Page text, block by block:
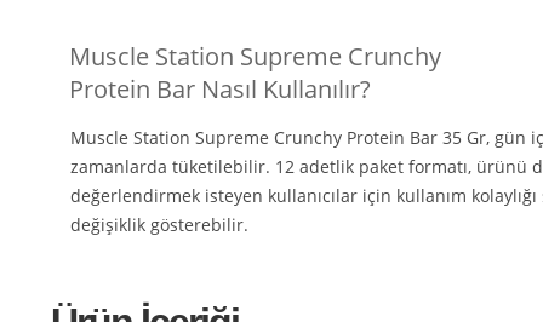
Muscle Station Supreme Crunchy
Protein Bar Nasıl Kullanılır?
Muscle Station Supreme Crunchy Protein Bar 35 Gr,
zamanlarda tüketilebilir. 12 adetlik paket formatı, ürünü
değerlendirmek isteyen kullanıcılar için kullanım
değişiklik gösterebilir.